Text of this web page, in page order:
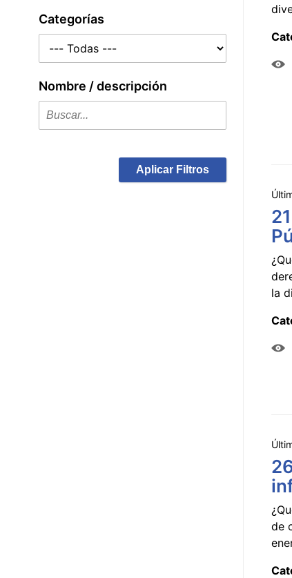
Categorías
Nombre / descripción
Aplicar Filtros
la
de